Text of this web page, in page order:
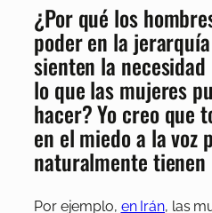
¿Por qué los
poder en la
sienten la
lo que las mujeres
hacer? Yo creo que
en el miedo a la voz
naturalmente
Por ejemplo, en Irán, las